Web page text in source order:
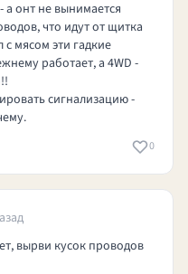
онт не вынимается
что идут от щитка
с мясом эти гадкие
работает, а 4WD -
сигнализацию -
0
вырви кусок проводов